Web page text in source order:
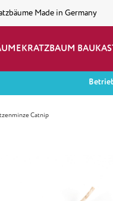
Made in Germany
KRATZBAUM
Catnip